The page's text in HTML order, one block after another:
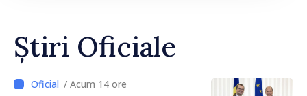
Știri Oficiale
/ Acum 14 ore